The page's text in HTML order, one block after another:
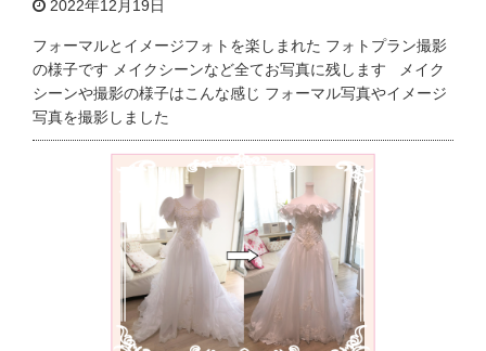
2022年12月19日
フォーマルとイメージフォトを楽しまれた フォトプラン撮影
の様子です メイクシーンなど全てお写真に残します メイク
シーンや撮影の様子はこんな感じ フォーマル写真やイメージ
写真を撮影しました